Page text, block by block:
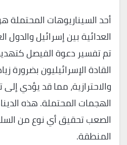
أحد السيناريوهات المحتملة
العدائية بين إسرائيل والدول
تم تفسير دعوة الفيصل
القادة الإسرائيليون بضرورة
والاحترازية، مما قد يؤدي
الهجمات المحتملة. هذه
الصعب تحقيق أي نوع من
المنطقة.